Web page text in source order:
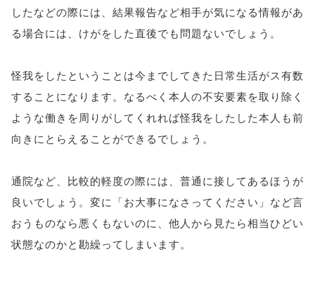
したなどの際には、結果報告など相手が気になる情報があ
る場合には、けがをした直後でも問題ないでしょう。
怪我をしたということは今までしてきた日常生活がス有数
することになります。なるべく本人の不安要素を取り除く
ような働きを周りがしてくれれば怪我をしたした本人も前
向きにとらえることができるでしょう。
通院など、比較的軽度の際には、普通に接してあるほうが
良いでしょう。変に「お大事になさってください」など言
おうものなら悪くもないのに、他人から見たら相当ひどい
状態なのかと勘繰ってしまいます。